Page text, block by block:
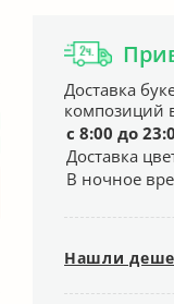
Доставка
композиций
с 8:00 до
Доставка
В ночное
Нашли